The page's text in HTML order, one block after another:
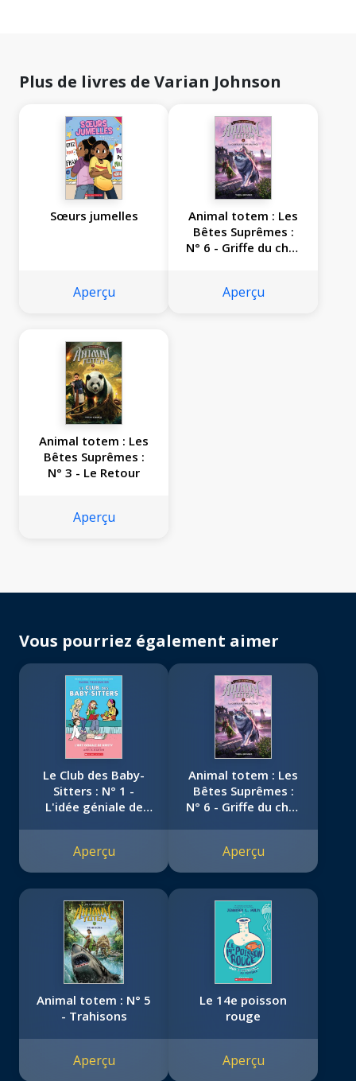
Plus de livres de Varian Johnson
Sœurs jumelles
Aperçu
Animal totem : Les
Bêtes Suprêmes :
N° 6 - Griffe du chat
Aperçu
Animal totem : Les
Bêtes Suprêmes :
N° 3 - Le Retour
Aperçu
Vous pourriez également aimer
Le Club des Baby-
Sitters : N° 1 -
L'idée géniale de
Aperçu
Animal totem : Les
Bêtes Suprêmes :
N° 6 - Griffe du chat
Aperçu
Animal totem : N° 5
- Trahisons
Aperçu
Le 14e poisson
rouge
Aperçu